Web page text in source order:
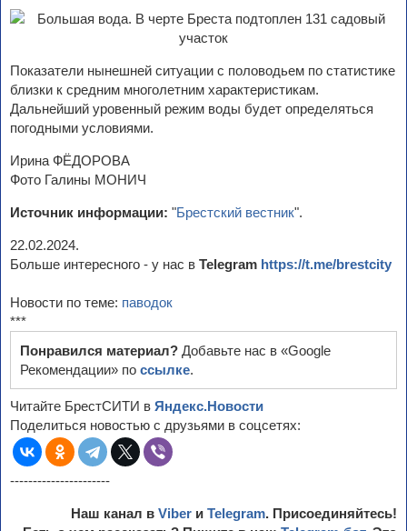
Показатели нынешней ситуации с половодьем по статистике
близки к средним многолетним характеристикам.
Дальнейший уровенный режим воды будет определяться
погодными условиями.
Ирина ФЁДОРОВА
Фото Галины МОНИЧ
Источник информации: "Брестский вестник".
22.02.2024.
Больше интересного - у нас в Telegram https://t.me/brestcity
Новости по теме: паводок
***
Понравился материал? Добавьте нас в «Google
Рекомендации» по ссылке.
Читайте БрестСИТИ в Яндекс.Новости
Поделиться новостью с друзьями в соцсетях:
----------------------
Наш канал в Viber и Telegram. Присоединяйтесь!